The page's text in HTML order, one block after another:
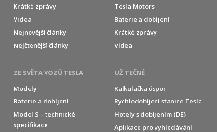
Krátké zprávy
Videa
Nejnovější články
Nejčtenější články
Tesla Motors
Baterie a dobíjení
Krátké zprávy
Videa
ZE SVĚTA VOZŮ TESLA
Modely
Baterie a dobíjení
Model S – technické
specifikace
UŽITEČNÉ
Kalkulačka úspor
Rychlodobíjecí stanice Tesla
Hotely s dobíjením (DE)
Aplikace pro vyhledávání